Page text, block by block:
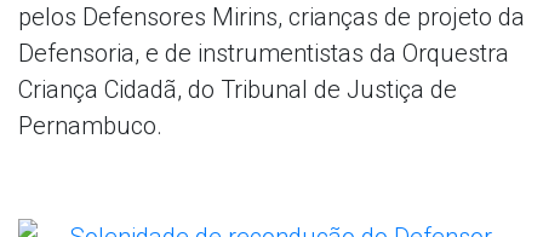
pelos Defensores Mirins, crianças de projeto da
Defensoria, e de instrumentistas da Orquestra
Criança Cidadã, do Tribunal de Justiça de
Pernambuco.